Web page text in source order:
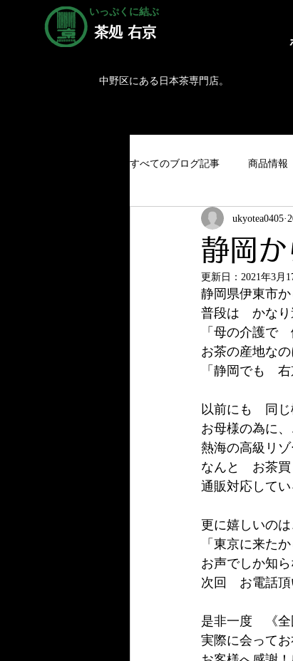
いっぷくに結ぶ
茶処 右京
中野区にある日本茶専門店。
すべてのブログ記事 商品情報
静岡
ukyotea0405
更新日： 2021年3月
静岡県伊東市か
普段は　かな
「母の介護で
お茶の産地な
「静岡でも　
以前にも　同
お母様の為に
熱海の高級リ
なんと　お茶
通販対応して
更に嬉しいの
「東京に来た
お声でしか知
次回　お電話
是非一度　《
実際に会ってお